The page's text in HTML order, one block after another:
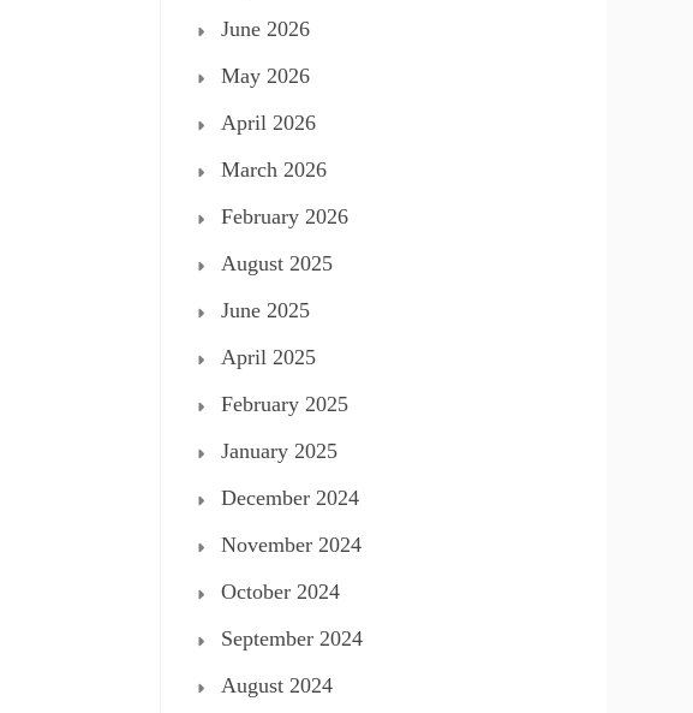
June 2026
May 2026
April 2026
March 2026
February 2026
August 2025
June 2025
April 2025
February 2025
January 2025
December 2024
November 2024
October 2024
September 2024
August 2024